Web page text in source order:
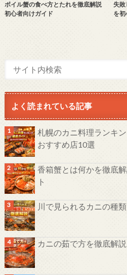
ボイル蟹の食べ方とたれを徹底解説
初心者向けガイド
失敗
を
よく読まれている記事
札幌のカニ料理ランキ
おすすめ店10選
香箱蟹とは何かを徹底
ト
川で見られるカニの種
カニの茹で方を徹底解